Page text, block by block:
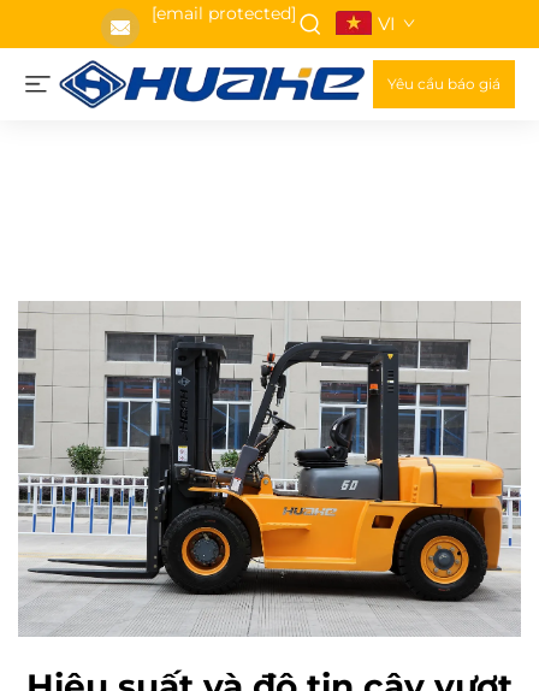
[email protected] VI
Yêu cầu báo giá